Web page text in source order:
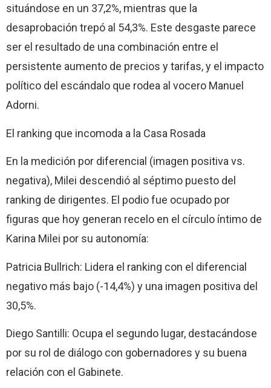
situándose en un 37,2%, mientras que la
desaprobación trepó al 54,3%. Este desgaste parece
ser el resultado de una combinación entre el
persistente aumento de precios y tarifas, y el impacto
político del escándalo que rodea al vocero Manuel
Adorni.
El ranking que incomoda a la Casa Rosada
En la medición por diferencial (imagen positiva vs.
negativa), Milei descendió al séptimo puesto del
ranking de dirigentes. El podio fue ocupado por
figuras que hoy generan recelo en el círculo íntimo de
Karina Milei por su autonomía:
Patricia Bullrich: Lidera el ranking con el diferencial
negativo más bajo (-14,4%) y una imagen positiva del
30,5%.
Diego Santilli: Ocupa el segundo lugar, destacándose
por su rol de diálogo con gobernadores y su buena
relación con el Gabinete.